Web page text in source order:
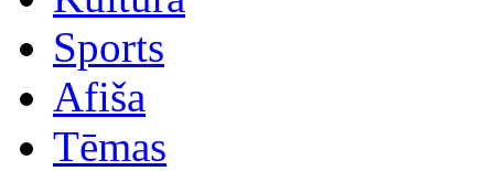
Sports
Afiša
Tēmas